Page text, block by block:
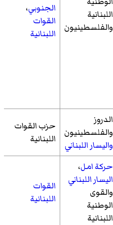
اللبنانية
والفلسطينيون
الجنوبي،
القوات
اللبنانية
الدروز
والفلسطينيون
واليسار اللبناني
حزب القوات
اللبنانية
حركة امل،
اليسار اللبناني
والقوى
الوطنية
اللبنانية
القوات
اللبنانية